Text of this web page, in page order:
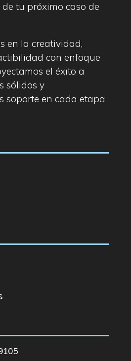
tu próximo caso de
en la creatividad,
con enfoque
el éxito a
sólidos y
soporte en cada etapa